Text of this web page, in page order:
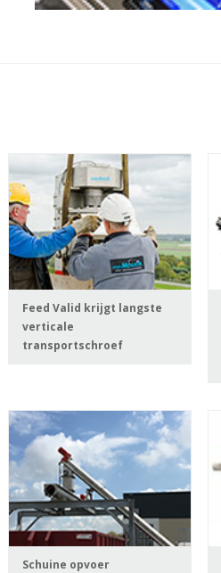
Feed Valid krijgt langste
verticale
transportschroef
Schuine opvoer